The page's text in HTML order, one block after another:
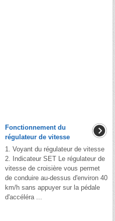
Fonctionnement du
régulateur de vitesse
1. Voyant du régulateur de vitesse
2. Indicateur SET Le régulateur de
vitesse de croisière vous permet
de conduire au-dessus d'environ 40
km/h sans appuyer sur la pédale
d'accéléra ...